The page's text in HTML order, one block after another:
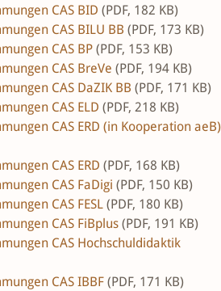
CAS BID (PDF, 182 KB)
CAS BILU BB (PDF, 173 KB)
CAS BP (PDF, 153 KB)
CAS BreVe (PDF, 194 KB)
CAS DaZIK BB (PDF, 171 KB)
CAS ELD (PDF, 218 KB)
CAS ERD (in Kooperation aeB)
CAS ERD (PDF, 168 KB)
CAS FaDigi (PDF, 150 KB)
CAS FESL (PDF, 180 KB)
CAS FiBplus (PDF, 191 KB)
CAS Hochschuldidaktik
CAS IBBF (PDF, 171 KB)